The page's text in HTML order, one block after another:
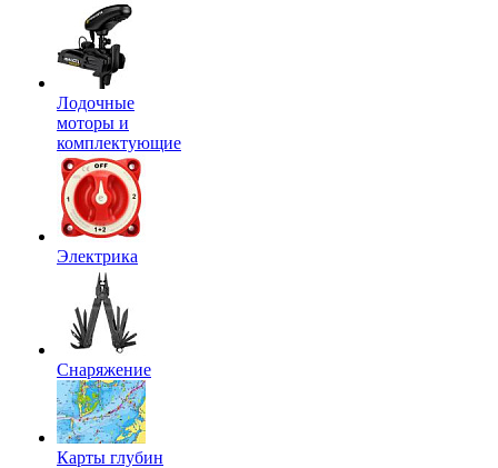
Лодочные
моторы и
комплектующие
Электрика
Снаряжение
Карты глубин